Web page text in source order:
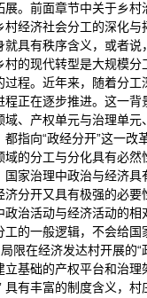
展。前面章节中关于乡村
经济社会分工的深化与
具有秩序含义，或者说
的现代转型是大规模分
过程。近年来，随着分工
程正在逐步推进。这一背
、产权单元与治理单元
指向“政经分开”这一改
的分工与分化具有必然
家治理中政治与经济具
分开又具有极强的必要
政治活动与经济活动的相
的一般逻辑，不会给国
限在经济发达村开展的“
立基础的产权平台和治理
具有丰富的制度含义，村